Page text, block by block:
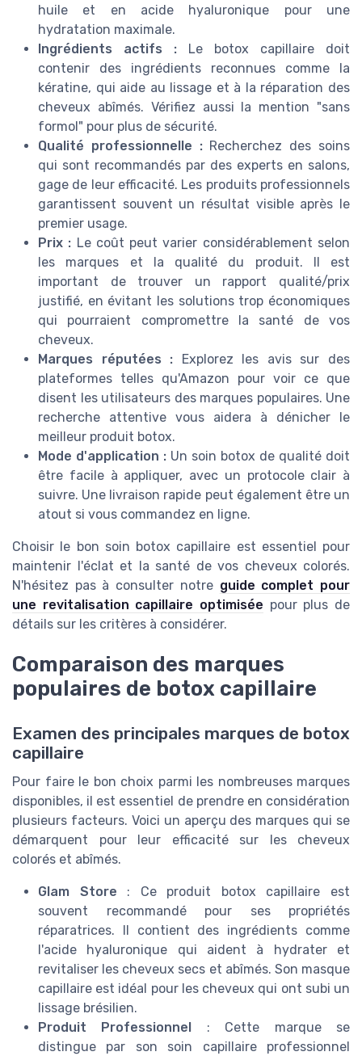
huile et en acide hyaluronique pour une
hydratation maximale.
Ingrédients actifs : Le botox capillaire doit
contenir des ingrédients reconnues comme la
kératine, qui aide au lissage et à la réparation des
cheveux abîmés. Vérifiez aussi la mention "sans
formol" pour plus de sécurité.
Qualité professionnelle :Recherchez des soins
qui sont recommandés par des experts en salons,
gage de leur efficacité. Les produits professionnels
garantissent souvent un résultat visible après le
premier usage.
Prix : Le coût peut varier considérablement selon
les marques et la qualité du produit. Il est
important de trouver un rapport qualité/prix
justifié, en évitant les solutions trop économiques
qui pourraient compromettre la santé de vos
cheveux.
Marques réputées : Explorez les avis sur des
plateformes telles qu'Amazon pour voir ce que
disent les utilisateurs des marques populaires. Une
recherche attentive vous aidera à dénicher le
meilleur produit botox.
Mode d'application : Un soin botox de qualité doit
être facile à appliquer, avec un protocole clair à
suivre. Une livraison rapide peut également être un
atout si vous commandez en ligne.
Choisir le bon soin botox capillaire est essentiel pour
maintenir l'éclat et la santé de vos cheveux colorés.
N'hésitez pas à consulter notre guide complet pour
une revitalisation capillaire optimisée pour plus de
détails sur les critères à considérer.
Comparaison des marques
populaires de botox capillaire
Examen des principales marques de botox
capillaire
Pour faire le bon choix parmi les nombreuses marques
disponibles, il est essentiel de prendre en considération
plusieurs facteurs. Voici un aperçu des marques qui se
démarquent pour leur efficacité sur les cheveux
colorés et abîmés.
Glam Store : Ce produit botox capillaire est
souvent recommandé pour ses propriétés
réparatrices. Il contient des ingrédients comme
l'acide hyaluronique qui aident à hydrater et
revitaliser les cheveux secs et abîmés. Son masque
capillaire est idéal pour les cheveux qui ont subi un
lissage brésilien.
Produit Professionnel
: Cette marque se
distingue par son soin capillaire professionnel